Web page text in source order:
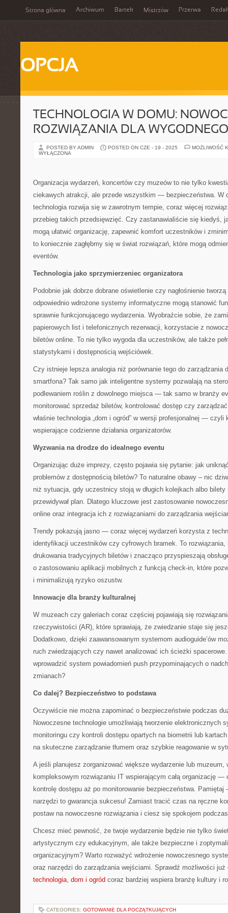
Strona główna Archiwum Bartek Mistrzów Przerwa
OPCJA
TECHNOLOGIA W DOMU:
ROZWIĄZANIA DLA
POSTED BY ADMIN POSTED ON CZE - 19 - 2025
MOŻLIWOŚĆ
WYŁĄCZONA
Organizacja wydarzeń, koncertów czy muzeów to nie tylko
ciekawych atrakcji, ale przede wszystkim — bezpieczeństwa. W
technologia rozwija się w zawrotnym tempie, coraz więcej
przebieg takich przedsięwzięć. Czy zastanawialiście się kiedyś,
mogą ułatwić organizację, zapewnić komfort uczestników i
to koniecznie zagłębmy się w świat rozwiązań, które mogą
eventów.
Technologia jako sprzymierzeniec organizatora
Podobnie jak dobrze dobrane oświetlenie czy nagłośnienie
odpowiednio wdrożone systemy informatyczne mogą stanowić
sprawnie funkcjonującego wydarzenia. Wyobraźcie sobie, że
papierowych list i telefonicznych rezerwacji, korzystacie z
biletów online. To nie tylko wygoda dla uczestników, ale także
statystykami i dostępnością wejściówek.
Czy istnieje lepsza analogia niż porównanie tego do zarządzania
smartfona? Tak samo jak inteligentne systemy pozwalają na
podlewaniem roślin z dowolnego miejsca — tak samo w branży
monitorować sprzedaż biletów, kontrolować dostęp czy
właśnie technologia „dom i ogród” w wersji profesjonalnej —
wspierające codzienne działania organizatorów.
Wyzwania na drodze do idealnego eventu
Organizując duże imprezy, często pojawia się pytanie: jak
problemów z dostępnością biletów? To naturalne obawy – nic
niż sytuacja, gdy uczestnicy stoją w długich kolejkach albo
przewidywał plan. Dlatego kluczowe jest zastosowanie
online oraz integracja ich z rozwiązaniami do zarządzania
Trendy pokazują jasno — coraz więcej wydarzeń korzysta z
identyfikacji uczestników czy cyfrowych bramek. To
drukowania tradycyjnych biletów i znacząco przyspieszają
o zastosowaniu aplikacji mobilnych z funkcją check-in, które
i minimalizują ryzyko oszustw.
Innowacje dla branży kulturalnej
W muzeach czy galeriach coraz częściej pojawiają się
rzeczywistości (AR), które sprawiają, że zwiedzanie staje się
Dodatkowo, dzięki zaawansowanym systemom audioguide’ów
ruch zwiedzających czy nawet analizować ich ścieżki
wprowadzić system powiadomień push przypominających o
zmianach?
Co dalej? Bezpieczeństwo to podstawa
Oczywiście nie można zapominać o bezpieczeństwie podczas
Nowoczesne technologie umożliwiają tworzenie elektronicznych
monitoringu czy kontroli dostępu opartych na biometrii lub
na skuteczne zarządzanie tłumem oraz szybkie reagowanie w
A jeśli planujesz zorganizować większe wydarzenie lub muzeum,
kompleksowym rozwiązaniu IT wspierającym całą organizację —
kontrolę dostępu aż po monitorowanie bezpieczeństwa. Pamiętaj
narzędzi to gwarancja sukcesu! Zamiast tracić czas na ręczne
postaw na nowoczesne rozwiązania i ciesz się spokojem
Chcesz mieć pewność, że twoje wydarzenie będzie nie tylko
artystycznym czy edukacyjnym, ale także bezpieczne i
organizacyjnym? Warto rozważyć wdrożenie nowoczesnego
oraz narzędzi do zarządzania wejściami. Sprawdź możliwości
technologia, dom i ogród coraz bardziej wspiera branżę kultury i
CATEGORIES: GOTOWANIE DLA POCZĄTKUJĄCYCH